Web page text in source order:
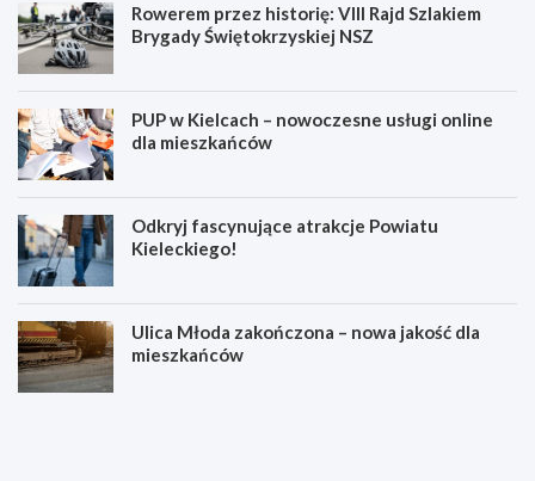
Rowerem przez historię: VIII Rajd Szlakiem
Brygady Świętokrzyskiej NSZ
PUP w Kielcach – nowoczesne usługi online
dla mieszkańców
Odkryj fascynujące atrakcje Powiatu
Kieleckiego!
Ulica Młoda zakończona – nowa jakość dla
mieszkańców
R
P